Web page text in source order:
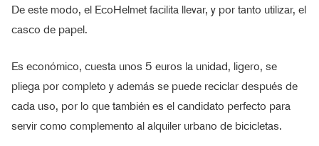
De este modo, el EcoHelmet facilita llevar, y por tanto utilizar, el
casco de papel.
Es económico, cuesta unos 5 euros la unidad, ligero, se
pliega por completo y además se puede reciclar después de
cada uso, por lo que también es el candidato perfecto para
servir como complemento al alquiler urbano de bicicletas.